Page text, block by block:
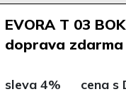
EVORA T 03
doprava zdarma
sleva 4% cena s